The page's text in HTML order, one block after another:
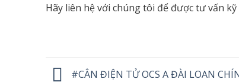
Hãy liên hệ với chúng tôi để được tư vấn
#CÂN ĐIỆN TỬ OCS A ĐÀI LOAN